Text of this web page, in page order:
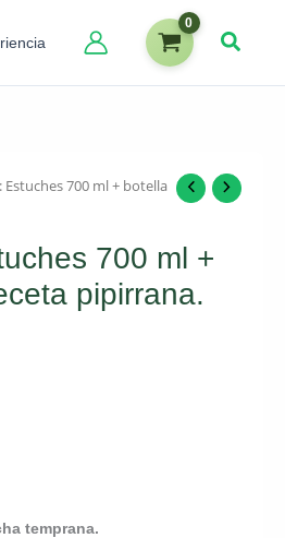
700 ml + botella
700 ml +
pipirrana.
temprana.